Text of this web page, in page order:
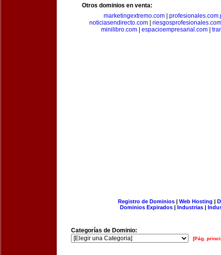
Otros dominios en venta:
marketingextremo.com|
noticiasendirecto.com
riesgosprofesionales.com
minilibro.com| espacioempresarial.com|
Registro de Dominios| Web Hosting |
Dominios Expirados | Industrias |
Categorías de Dominio:
[Pág.